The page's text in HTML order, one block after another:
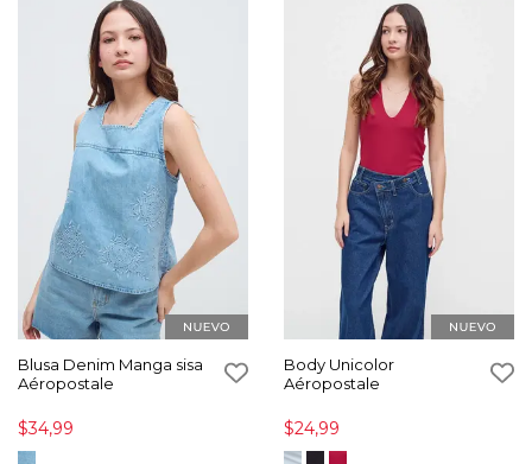
Blusa Denim Manga sisa
Aéropostale
$34,99
Body Unicolor
Aéropostale
$24,99